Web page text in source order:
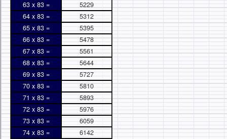
63 x 83 =
5229
64 x 83 =
5312
65 x 83 =
5395
66 x 83 =
5478
67 x 83 =
5561
68 x 83 =
5644
69 x 83 =
5727
70 x 83 =
5810
71 x 83 =
5893
72 x 83 =
5976
73 x 83 =
6059
74 x 83 =
6142